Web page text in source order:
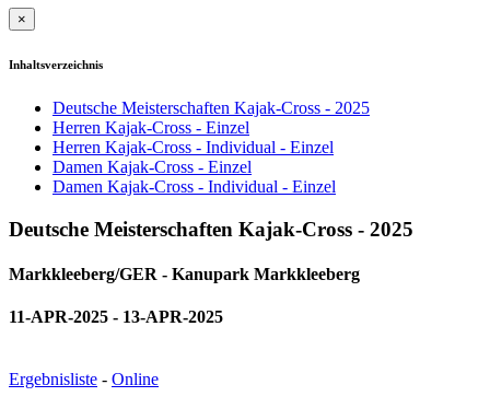
×
Inhaltsverzeichnis
Deutsche Meisterschaften Kajak-Cross - 2025
Herren Kajak-Cross - Einzel
Herren Kajak-Cross - Individual - Einzel
Damen Kajak-Cross - Einzel
Damen Kajak-Cross - Individual - Einzel
Deutsche Meisterschaften Kajak-Cross - 2025
Markkleeberg/GER - Kanupark Markkleeberg
11-APR-2025 - 13-APR-2025
Ergebnisliste - Online